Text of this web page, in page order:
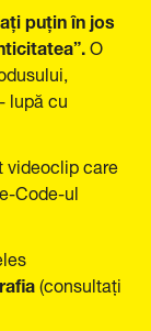
puțin în jos
O
lupă cu
videoclip care
Code-ul
(consultați